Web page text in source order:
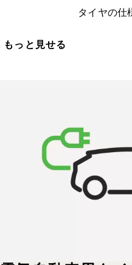
タイヤの仕
もっと見せる